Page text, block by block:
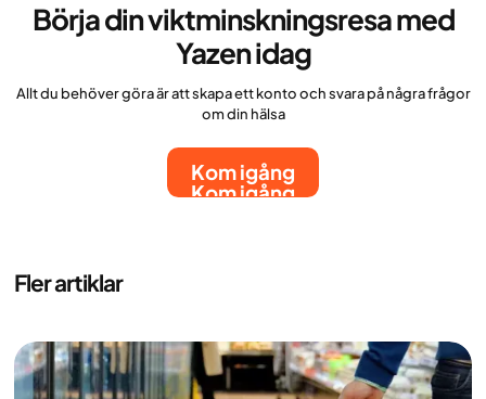
Börja din viktminskningsresa med
Yazen idag
Allt du behöver göra är att skapa ett konto och svara på några frågor
om din hälsa
Kom igång
Kom igång
Fler artiklar